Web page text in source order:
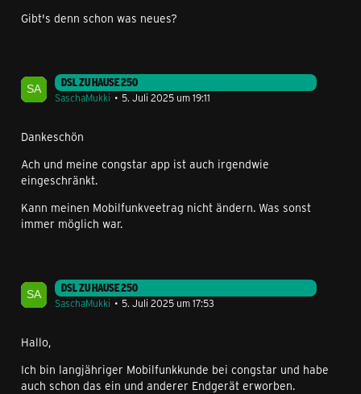
Gibt's denn schon was neues?
DSL ZU HAUSE 250
SaschaMukki
5. Juli 2025 um 19:11
Dankeschön
Ach und meine congstar app ist auch irgendwie
eingeschränkt.
Kann meinen Mobilfunkveetrag nicht ändern. Was sonst
immer möglich war.
DSL ZU HAUSE 250
SaschaMukki
5. Juli 2025 um 17:53
Hallo,
Ich bin langjähriger Mobilfunkkunde bei congstar und habe
auch schon das ein und anderer Endgerät erworben.